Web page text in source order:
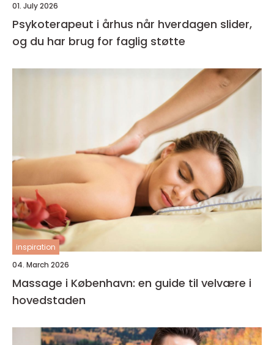
01. July 2026
Psykoterapeut i århus når hverdagen slider,
og du har brug for faglig støtte
inspiration
04. March 2026
Massage i København: en guide til velvære i
hovedstaden